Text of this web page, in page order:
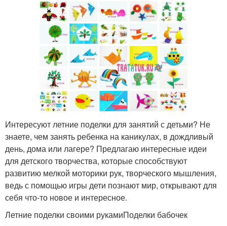
Интересуют летние поделки для занятий с детьми? Не
знаете, чем занять ребенка на каникулах, в дождливый
день, дома или лагере? Предлагаю интересные идеи
для детского творчества, которые способствуют
развитию мелкой моторики рук, творческого мышления,
ведь с помощью игры дети познают мир, открывают для
себя что-то новое и интересное.
Летние поделки своими рукамиПоделки бабочек